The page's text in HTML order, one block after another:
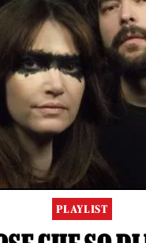
PLAYLIST